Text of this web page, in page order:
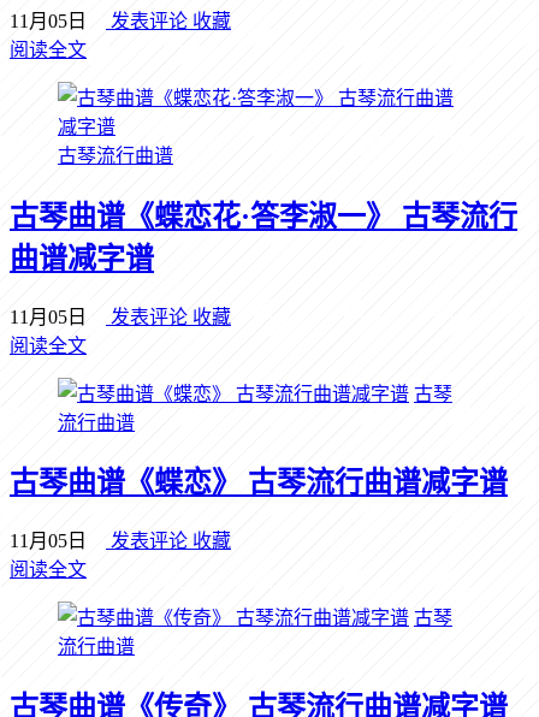
11月05日 发表评论 收藏
阅读全文
古琴流行曲谱
古琴曲谱《蝶恋花·答李淑一》 古琴流行
曲谱减字谱
11月05日 发表评论 收藏
阅读全文
古琴
流行曲谱
古琴曲谱《蝶恋》 古琴流行曲谱减字谱
11月05日 发表评论 收藏
阅读全文
古琴
流行曲谱
古琴曲谱《传奇》 古琴流行曲谱减字谱